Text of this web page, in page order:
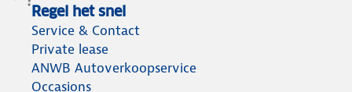
Regel het snel
Service & Contact
Private lease
ANWB Autoverkoopservice
Occasions